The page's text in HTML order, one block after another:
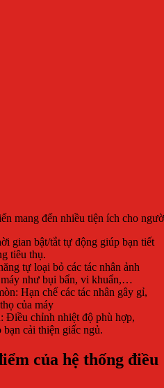
mang đến nhiều tiện ích cho
gian bật/tắt tự động giúp bạn tiết
tiêu thụ.
tự loại bỏ các tác nhân ảnh
như bụi bẩn, vi khuẩn,…
Hạn chế các tác nhân gây gỉ,
của máy
Điều chỉnh nhiệt độ phù hợp,
cải thiện giấc ngủ.
của hệ thống điều